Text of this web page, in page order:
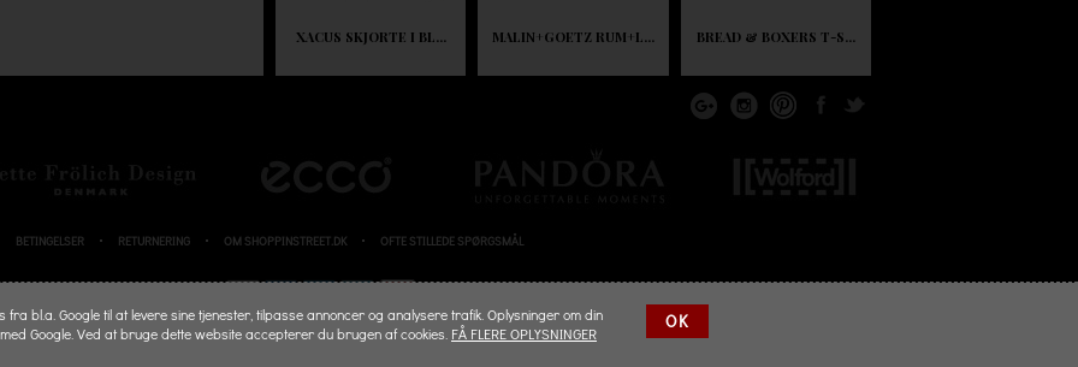
XACUS SKJORTE I BL... MALIN+GOETZ RUM+L... BREAD & BOXERS T-S...
BETINGELSER RETURNERING OM SHOPPINSTREET.DK OFTE STILLEDE SPØRGSMÅL
BETALINGSKORT
© 2026 SHOPPINSTREET.DK - ALL RIGHTS RESERVED.
fra bl.a. Google til at levere sine tjenester, tilpasse annoncer og analysere trafik. Oplysninger om din
Google. Ved at bruge dette website accepterer du brugen af cookies. FÅ FLERE OPLYSNINGER
OK